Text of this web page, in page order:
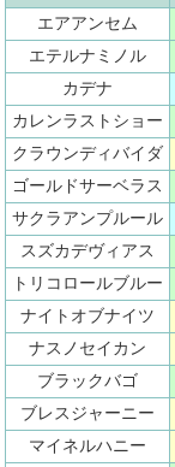
エアアンセム
エテルナミノル
カデナ
カレンラストショー
クラウンディバイダ
ゴールドサーベラス
サクラアンプルール
スズカデヴィアス
トリコロールブルー
ナイトオブナイツ
ナスノセイカン
ブラックバゴ
ブレスジャーニー
マイネルハニー